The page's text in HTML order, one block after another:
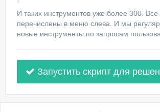
И таких инструментов уже более 300. Все
перечислены в меню слева. И мы
новые инструменты по запросам
Запустить скрипт для